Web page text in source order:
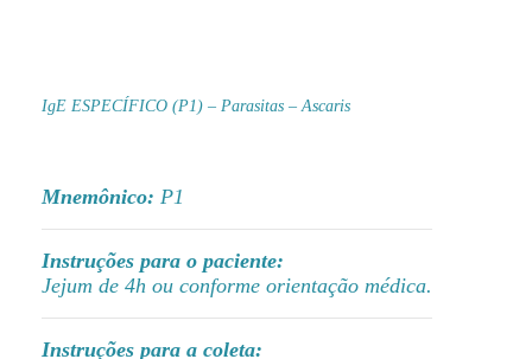
IgE ESPECÍFICO (P1) – Parasitas – Ascaris
Mnemônico: P1
Instruções para o paciente:
Jejum de 4h ou conforme orientação médica.
Instruções para a coleta: